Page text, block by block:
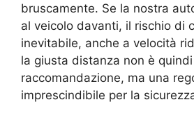
bruscamente. Se la nostra
al veicolo davanti, il rischio di
inevitabile, anche a velocità
la giusta distanza non è
raccomandazione, ma una
imprescindibile per la